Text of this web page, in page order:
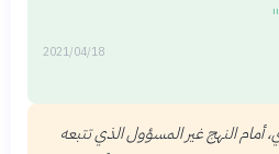
"
2021/04/18
النهج غير المسؤول الذي تتبعه